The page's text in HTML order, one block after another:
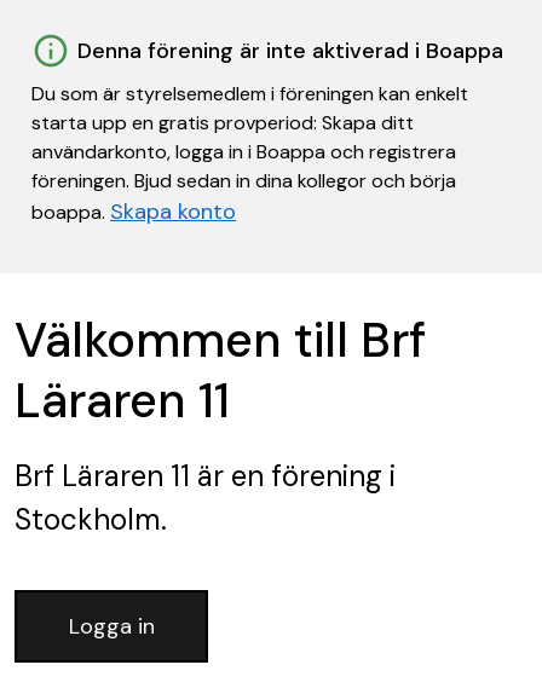
Denna förening är inte aktiverad i Boappa
Du som är styrelsemedlem i föreningen kan enkelt
starta upp en gratis provperiod: Skapa ditt
användarkonto, logga in i Boappa och registrera
föreningen. Bjud sedan in dina kollegor och börja
boappa. Skapa konto
Välkommen till Brf
Läraren 11
Brf Läraren 11 är en förening i
Stockholm.
Logga in